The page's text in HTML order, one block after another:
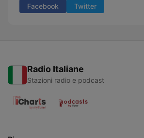
Facebook Twitter
Radio Italiane
Stazioni radio e podcast